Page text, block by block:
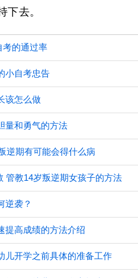
下去。
考的通过率
小自考忠告
该怎么做
量和勇气的方法
逆期有可能会得什么病
管教14岁叛逆期女孩子的方法
逆袭？
提高成绩的方法介绍
儿开学之前具体的准备工作